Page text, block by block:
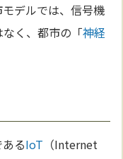
デルでは、信号機
く、都市の「神経
るIoT （Internet